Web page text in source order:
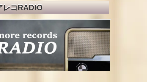
レコRADIO